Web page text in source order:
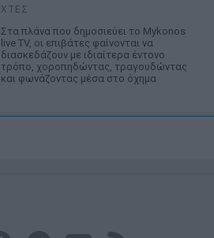
ΧΤΕΣ
Στα πλάνα που δημοσιεύει το Mykonos
live TV, οι επιβάτες φαίνονται να
διασκεδάζουν με ιδιαίτερα έντονο
τρόπο, χοροπηδώντας, τραγουδώντας
και φωνάζοντας μέσα στο όχημα